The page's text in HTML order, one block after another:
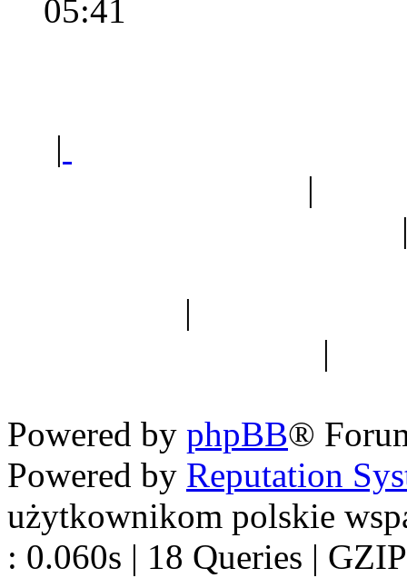
05:41
|
|
|
|
Powered by phpBB®
Powered by Reputation
użytkownikom polskie
: 0.060s | 18 Queries |